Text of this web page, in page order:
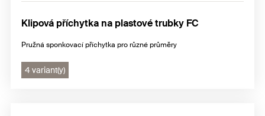
Klipová příchytka na plastové trubky FC
Pružná sponkovací příchytka pro různé průměry
4 variant(y)